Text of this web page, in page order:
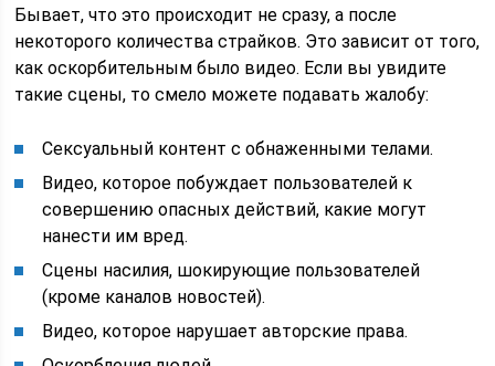
Бывает, что это происходит не сразу, а после
некоторого количества страйков. Это зависит от того,
как оскорбительным было видео. Если вы увидите
такие сцены, то смело можете подавать жалобу:
Сексуальный контент с обнаженными телами.
Видео, которое побуждает пользователей к
совершению опасных действий, какие могут
нанести им вред.
Сцены насилия, шокирующие пользователей
(кроме каналов новостей).
Видео, которое нарушает авторские права.